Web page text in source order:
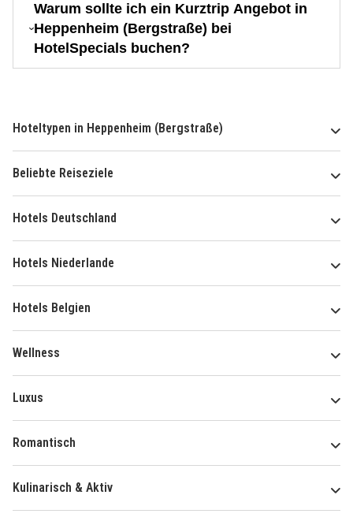
Warum sollte ich ein Kurztrip Angebot in
Heppenheim (Bergstraße) bei
HotelSpecials buchen?
Hoteltypen in Heppenheim (Bergstraße)
Beliebte Reiseziele
Hotels Deutschland
Hotels Niederlande
Hotels Belgien
Wellness
Luxus
Romantisch
Kulinarisch & Aktiv